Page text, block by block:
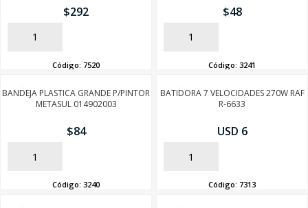
$292
AÑADIR
Código: 7520
$48
AÑADIR
Código: 3241
BANDEJA PLASTICA GRANDE P/PINTOR
METASUL 014902003
$84
AÑADIR
Código: 3240
BATIDORA 7 VELOCIDADES 270W RAF
R-6633
USD 6
AÑADIR
Código: 7313